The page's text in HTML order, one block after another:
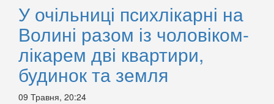
У очільниці психлікарні на
Волині разом із чоловіком-
лікарем дві квартири,
будинок та земля
09 Травня, 20:24